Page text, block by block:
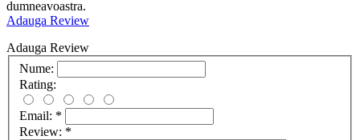
dumneavoastra.
Adauga Review
Adauga Review
Nume:
Rating:
Email: *
Review: *